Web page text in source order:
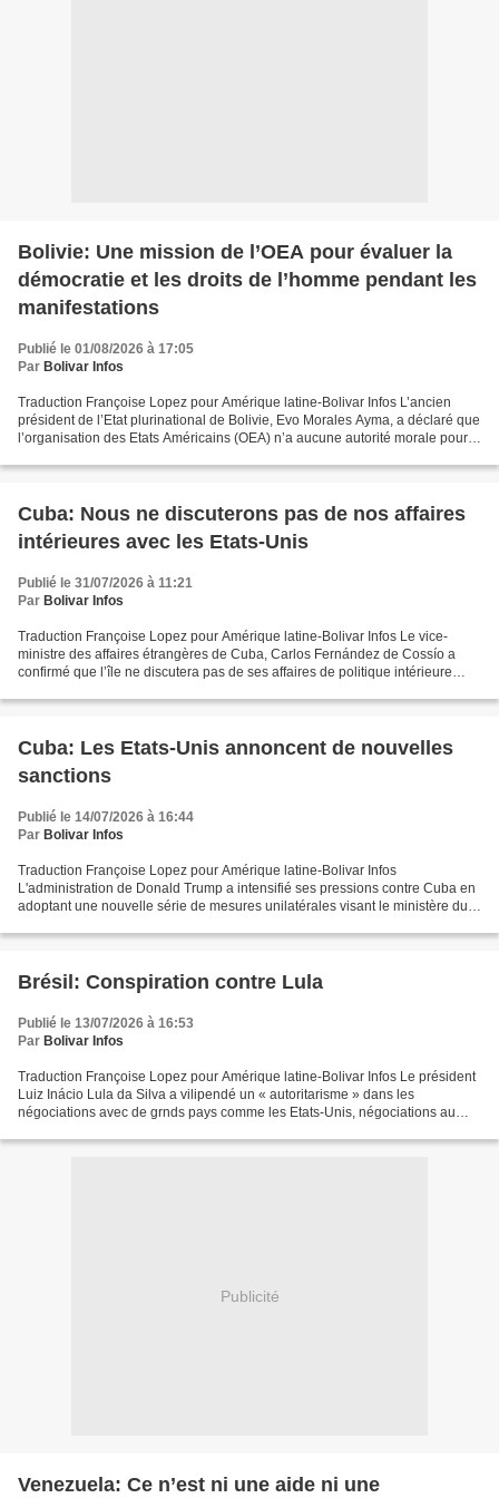
Bolivie: Une mission de l’OEA pour évaluer la
démocratie et les droits de l’homme pendant les
manifestations
Publié le 01/08/2026 à 17:05
Par Bolivar Infos
Traduction Françoise Lopez pour Amérique latine-Bolivar Infos L’ancien
président de l’Etat plurinational de Bolivie, Evo Morales Ayma, a déclaré que
l’organisation des Etats Américains (OEA) n’a aucune autorité morale pour
Cuba: Nous ne discuterons pas de nos affaires
intérieures avec les Etats-Unis
Publié le 31/07/2026 à 11:21
Par Bolivar Infos
Traduction Françoise Lopez pour Amérique latine-Bolivar Infos Le vice-
ministre des affaires étrangères de Cuba, Carlos Fernández de Cossío a
confirmé que l’île ne discutera pas de ses affaires de politique intérieure
Cuba: Les Etats-Unis annoncent de nouvelles
sanctions
Publié le 14/07/2026 à 16:44
Par Bolivar Infos
Traduction Françoise Lopez pour Amérique latine-Bolivar Infos
L'administration de Donald Trump a intensifié ses pressions contre Cuba en
adoptant une nouvelle série de mesures unilatérales visant le ministère du
Brésil: Conspiration contre Lula
Publié le 13/07/2026 à 16:53
Par Bolivar Infos
Traduction Françoise Lopez pour Amérique latine-Bolivar Infos Le président
Luiz Inácio Lula da Silva a vilipendé un « autoritarisme » dans les
négociations avec de grnds pays comme les Etats-Unis, négociations au
Publicité
Venezuela: Ce n’est ni une aide ni une